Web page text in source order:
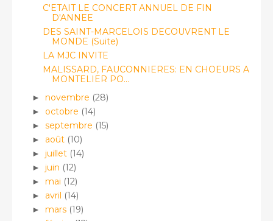
C'ETAIT LE CONCERT ANNUEL DE FIN
D'ANNEE
DES SAINT-MARCELOIS DECOUVRENT LE
MONDE (Suite)
LA MJC INVITE
MALISSARD, FAUCONNIERES: EN CHOEURS A
MONTELIER PO...
► novembre (28)
► octobre (14)
► septembre (15)
► août (10)
► juillet (14)
► juin (12)
► mai (12)
► avril (14)
► mars (19)